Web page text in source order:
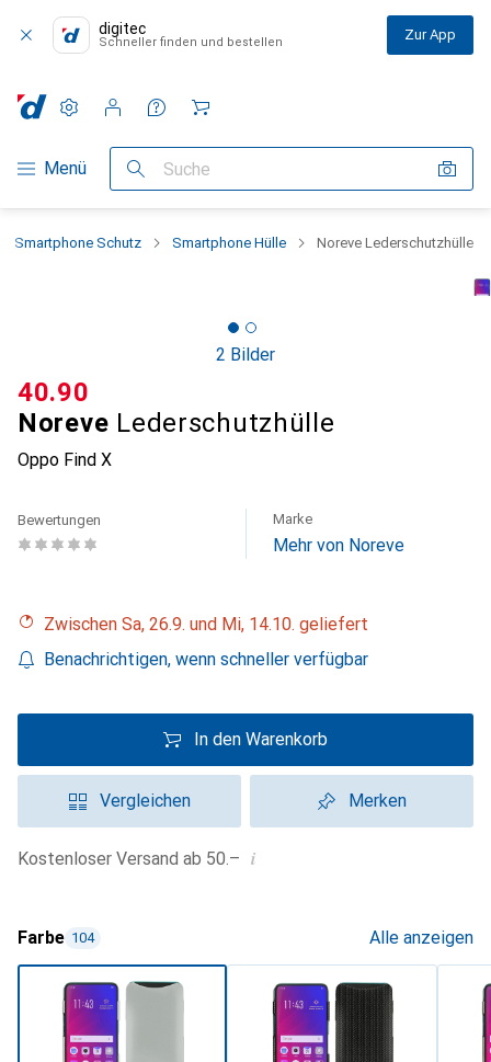
digitec
Schneller finden und bestellen Zur App
Navigation nach Kategorien
Menü Suche
Einstellungen
Kundenkonto
Vergleichslisten
Merklisten
Warenkorb
Smartphone Schutz Smartphone Hülle Noreve Lederschutzhülle
2 Bilder
Noreve Lederschutzhülle
Oppo Find X
CHF
40.90
Bewertungen Marke
Mehr von Noreve
Zwischen Sa, 26.9. und Mi, 14.10. geliefert
Benachrichtigen, wenn schneller verfügbar
In den Warenkorb
Vergleichen Merken
Kostenloser Versand ab 50.– i
Farbe 104 Alle anzeigen